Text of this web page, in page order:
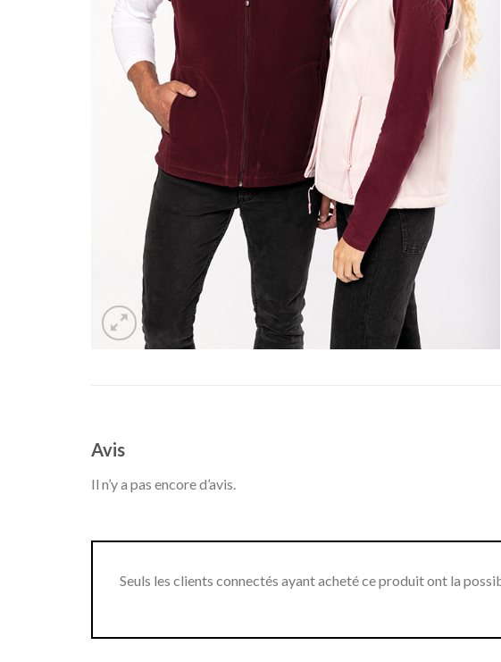
Avis
Il n’y a pas encore d’avis.
Seuls les clients connectés ayant acheté ce produit ont la